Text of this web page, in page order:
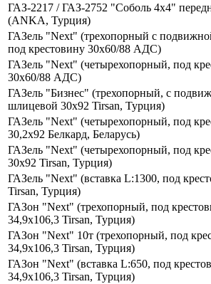
ГАЗ-2217 / ГАЗ-2752 "Соболь 4x4"
(ANKA, Турция)
ГАЗель "Next" (трехопорный с
под крестовину 30x60/88 АДС)
ГАЗель "Next" (четырехопорный, под
30x60/88 АДС)
ГАЗель "Бизнес" (трехопорный, с
шлицевой 30x92 Tirsan, Турция)
ГАЗель "Next" (четырехопорный, под
30,2x92 Белкард, Беларусь)
ГАЗель "Next" (четырехопорный, под
30x92 Tirsan, Турция)
ГАЗель "Next" (вставка L:1300, под
Tirsan, Турция)
ГАЗон "Next" (трехопорный, под
34,9x106,3 Tirsan, Турция)
ГАЗон "Next" 10т (трехопорный, под
34,9x106,3 Tirsan, Турция)
ГАЗон "Next" (вставка L:650, под
34,9x106,3 Tirsan, Турция)